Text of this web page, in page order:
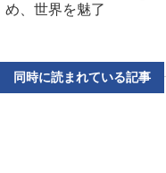
め、世界を魅了
同時に読まれている記事